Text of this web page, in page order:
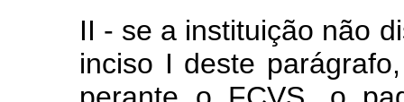
II - se a instituição não
inciso I deste